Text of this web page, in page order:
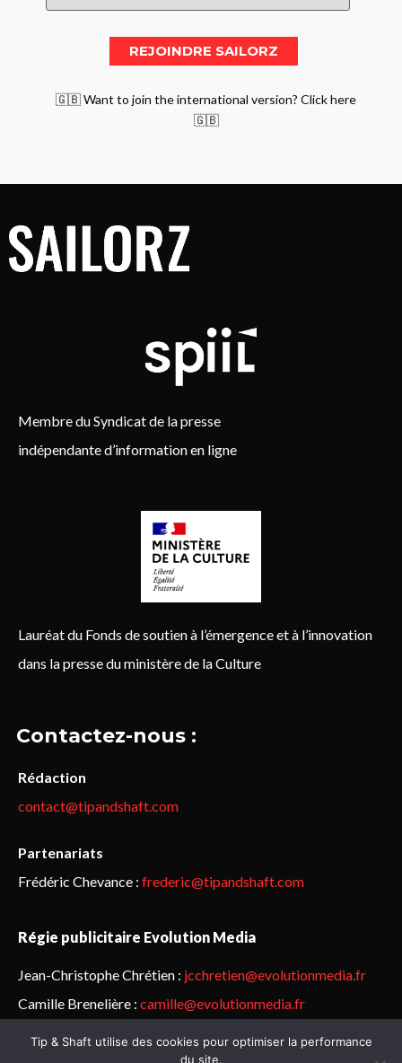
🇬🇧 Want to join the international version? Click here
🇬🇧
Membre du Syndicat de la presse
indépendante d’information en ligne
Lauréat du Fonds de soutien à l’émergence et à l’innovation
dans la presse du ministère de la Culture
Contactez-nous :
Rédaction
contact@tipandshaft.com
Partenariats
Frédéric Chevance : frederic@tipandshaft.com
Régie publicitaire Evolution Media
Jean-Christophe Chrétien : jcchretien@evolutionmedia.fr
Camille Brenelière : camille@evolutionmedia.fr
© Sailorz 2015-2025. Tous droits réservés.Mentions légales &
Tip & Shaft utilise des cookies pour optimiser la performance
du site.